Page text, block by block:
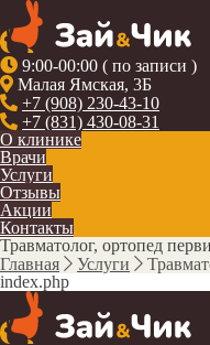
9:00-00:00 ( по записи )
Малая Ямская, 3Б
+7 (908) 230-43-10
+7 (831) 430-08-31
О клинике
Врачи
Услуги
Отзывы
Акции
Контакты
Травматолог, ортопед
Главная
Услуги
index.php